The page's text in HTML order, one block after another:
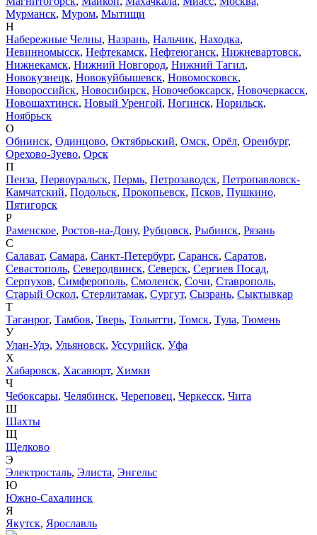
Мурманск, Муром, Мытищи
Н
Набережные Челны, Назрань, Нальчик, Находка,
Невинномысск, Нефтекамск, Нефтеюганск, Нижневартовск,
Нижнекамск, Нижний Новгород, Нижний Тагил,
Новокузнецк, Новокуйбышевск, Новомосковск,
Новороссийск, Новосибирск, Новочебоксарск, Новочеркасск,
Новошахтинск, Новый Уренгой, Ногинск, Норильск,
Ноябрьск
О
Обнинск, Одинцово, Октябрьский, Омск, Орёл, Оренбург,
Орехово-Зуево, Орск
П
Пенза, Первоуральск, Пермь, Петрозаводск, Петропавловск-
Камчатский, Подольск, Прокопьевск, Псков, Пушкино,
Пятигорск
Р
Раменское, Ростов-на-Дону, Рубцовск, Рыбинск, Рязань
С
Салават, Самара, Санкт-Петербург, Саранск, Саратов,
Севастополь, Северодвинск, Северск, Сергиев Посад,
Серпухов, Симферополь, Смоленск, Сочи, Ставрополь,
Старый Оскол, Стерлитамак, Сургут, Сызрань, Сыктывкар
Т
Таганрог, Тамбов, Тверь, Тольятти, Томск, Тула, Тюмень
У
Улан-Удэ, Ульяновск, Уссурийск, Уфа
Х
Хабаровск, Хасавюрт, Химки
Ч
Чебоксары, Челябинск, Череповец, Черкесск, Чита
Ш
Шахты
Щ
Щелково
Э
Электросталь, Элиста, Энгельс
Ю
Южно-Сахалинск
Я
Якутск, Ярославль